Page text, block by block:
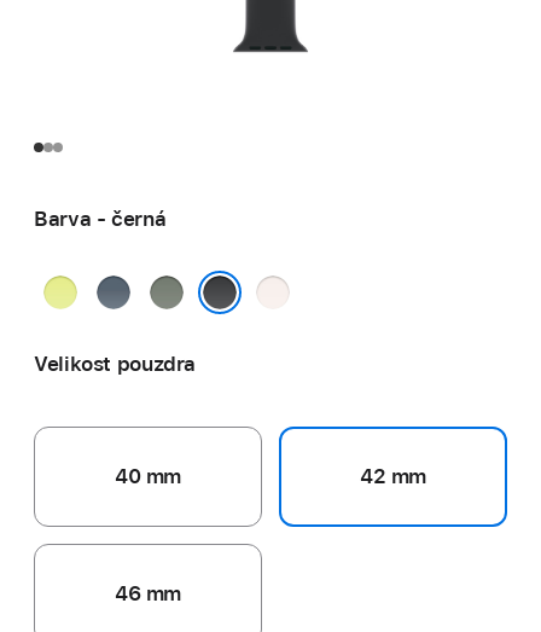
Barva - černá
neonověocelovězelenošedá světle
Velikost pouzdra
40 mm 42 mm
46 mm